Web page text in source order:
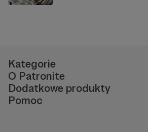
Kategorie
O Patronite
Dodatkowe produkty
Pomoc